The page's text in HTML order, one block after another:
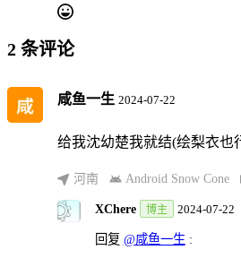
2 条评论
咸鱼一生 2024-07-22
给我沈幼楚我就结(绘梨衣也
河南 Android Snow Cone
XChere 博主 2024-07-22
回复 @咸鱼一生 :